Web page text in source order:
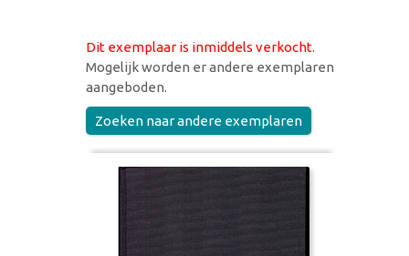
Dit exemplaar is inmiddels verkocht.
Mogelijk worden er andere exemplaren
aangeboden.
Zoeken naar andere exemplaren